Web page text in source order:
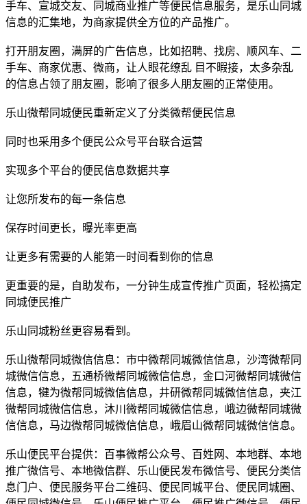
手车、宣城交友、同城商业推广等便民信息服务，是乐山同城
信息的汇集地，为商家提供全方位的产品推广。
打开朋友圈，满屏的广告信息，比如招聘、找房、顺风车、二
手车、商家优惠、微商，让人眼花缭乱 目不暇接，太多杂乱
的信息占领了朋友圈，影响了很多人朋友圈的正常使用。
乐山微帮同城便民重新定义了分类微帮便民信息
同时也采用多个便民公众号平台联合运营
实现多个平台的便民信息数据共享
让您所发布的每一条信息
保存时间更长，曝光率更高
让更多有需要的人能第一时间看到你的信息
更重要的是，自助发布，一分钟生成宣传推广页面，轻松搞定
同城便民推广
乐山同城粉丝更容易看到。
乐山微帮同城微信信息：市中微帮同城微信信息，沙湾微帮同
城微信信息，五通桥微帮同城微信信息，金口河微帮同城微信
信息，犍为微帮同城微信信息，井研微帮同城微信信息，夹江
微帮同城微信信息，沐川微帮同城微信信息，峨边微帮同城微
信信息，马边微帮同城微信信息，峨眉山微帮同城微信信息。
乐山便民平台提供：百事微帮公众号、百姓网、本地群、本地
推广微信号、本地微信群、乐山便民发布微信号、便民分类信
息门户、便民服务平台二维码、便民同城平台、便民同城圈、